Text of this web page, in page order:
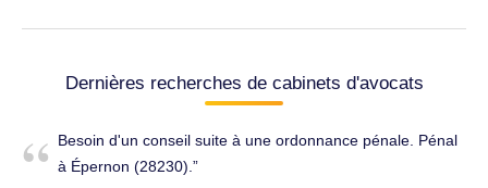
Dernières recherches de cabinets d'avocats
Besoin d'un conseil suite à une ordonnance pénale. Pénal
à Épernon (28230).